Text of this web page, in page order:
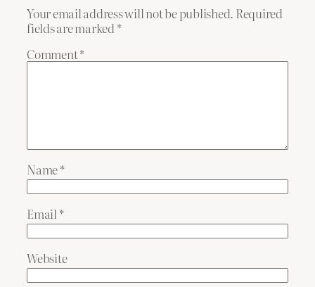
Your email address will not be published. Required
fields are marked *
Comment*
Name*
Email *
Website